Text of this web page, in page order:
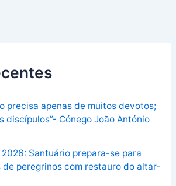
precisa apenas de muitos devotos;
discípulos”- Cónego João António
Santuário prepara-se para
peregrinos com restauro do altar-